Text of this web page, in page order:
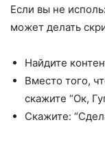
Если вы не
может делать
Найдите
Вместо того,
скажите “Ок,
Скажите: